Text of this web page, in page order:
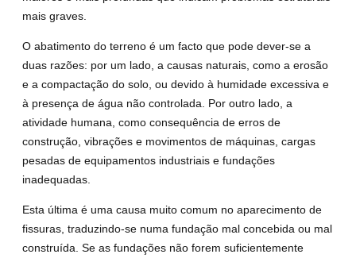
mais graves.
O abatimento do terreno é um facto que pode dever-se a
duas razões: por um lado, a causas naturais, como a erosão
e a compactação do solo, ou devido à humidade excessiva e
à presença de água não controlada. Por outro lado, a
atividade humana, como consequência de erros de
construção, vibrações e movimentos de máquinas, cargas
pesadas de equipamentos industriais e fundações
inadequadas.
Esta última é uma causa muito comum no aparecimento de
fissuras, traduzindo-se numa fundação mal concebida ou mal
construída. Se as fundações não forem suficientemente